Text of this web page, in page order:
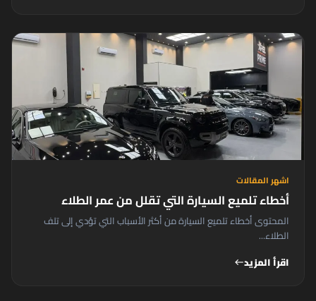
اشهر المقالات
أخطاء تلميع السيارة التي تقلل من عمر الطلاء
المحتوى أخطاء تلميع السيارة من أكثر الأسباب التي تؤدي إلى تلف
الطلاء...
اقرأ المزيدwest